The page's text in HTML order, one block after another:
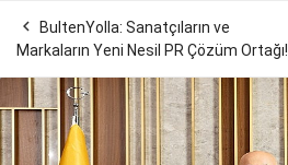

BultenYolla: Sanatçıların ve
Markaların Yeni Nesil PR Çözüm Ortağı!